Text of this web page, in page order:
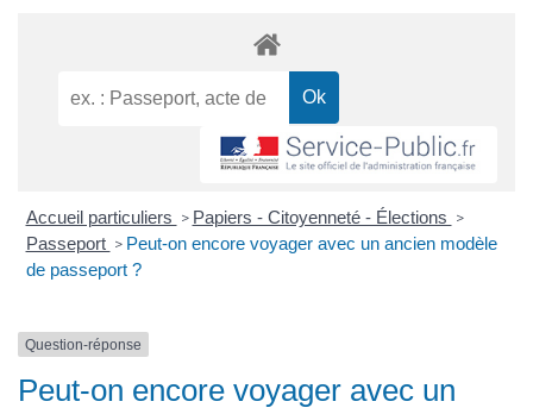
Accueil particuliers > Papiers - Citoyenneté - Élections >
Passeport > Peut-on encore voyager avec un ancien modèle
de passeport ?
Question-réponse
Peut-on encore voyager avec un